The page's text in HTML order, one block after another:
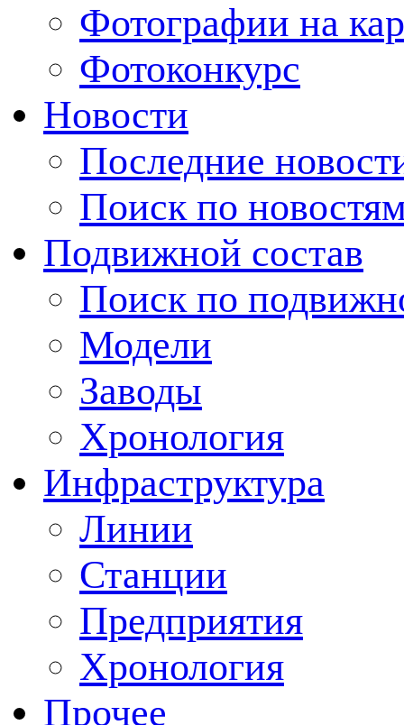
Фотографии на
Фотоконкурс
Новости
Последние
Поиск по
Подвижной состав
Поиск по
Модели
Заводы
Хронология
Инфраструктура
Линии
Станции
Предприятия
Хронология
Прочее